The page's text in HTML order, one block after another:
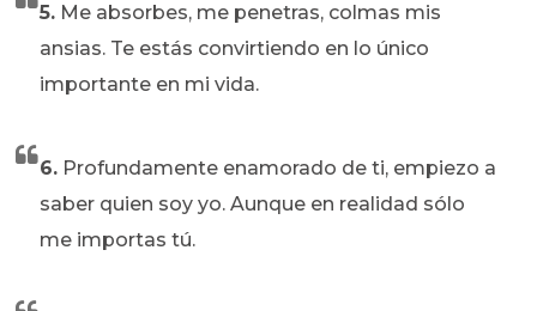
5. Me absorbes, me penetras, colmas mis
ansias. Te estás convirtiendo en lo único
importante en mi vida.
6. Profundamente enamorado de ti, empiezo a
saber quien soy yo. Aunque en realidad sólo
me importas tú.